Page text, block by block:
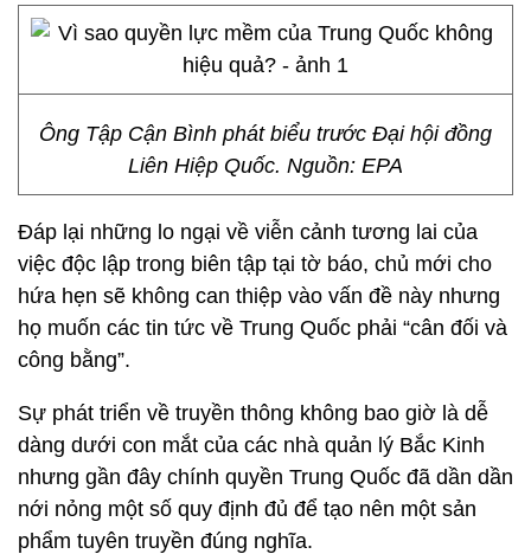
Ông Tập Cận Bình phát biểu trước Đại hội đồng
Liên Hiệp Quốc. Nguồn: EPA
Đáp lại những lo ngại về viễn cảnh tương lai của
việc độc lập trong biên tập tại tờ báo, chủ mới cho
hứa hẹn sẽ không can thiệp vào vấn đề này nhưng
họ muốn các tin tức về Trung Quốc phải “cân đối và
công bằng”.
Sự phát triển về truyền thông không bao giờ là dễ
dàng dưới con mắt của các nhà quản lý Bắc Kinh
nhưng gần đây chính quyền Trung Quốc đã dần dần
nới nỏng một số quy định đủ để tạo nên một sản
phẩm tuyên truyền đúng nghĩa.